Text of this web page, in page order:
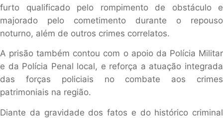
furto qualificado pelo rompimento de obstáculo e
majorado pelo cometimento durante o repouso
noturno, além de outros crimes correlatos.
A prisão também contou com o apoio da Polícia Militar
e da Polícia Penal local, e reforça a atuação integrada
das forças policiais no combate aos crimes
patrimoniais na região.
Diante da gravidade dos fatos e do histórico criminal